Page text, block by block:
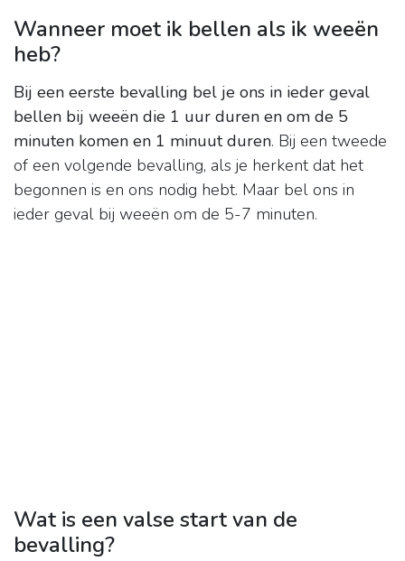
Wanneer moet ik bellen als ik weeën
heb?
Bij een eerste bevalling bel je ons in ieder geval
bellen bij weeën die 1 uur duren en om de 5
minuten komen en 1 minuut duren. Bij een tweede
of een volgende bevalling, als je herkent dat het
begonnen is en ons nodig hebt. Maar bel ons in
ieder geval bij weeën om de 5-7 minuten.
Wat is een valse start van de
bevalling?